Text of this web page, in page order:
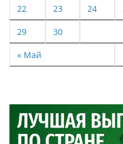
« Май
22 23 24
29 30